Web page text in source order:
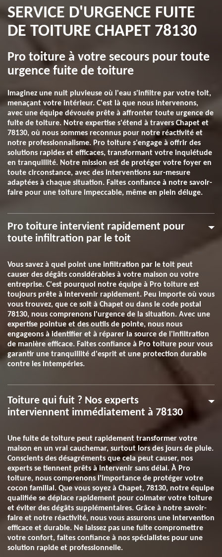
SERVICE D'URGENCE FUITE
DE TOITURE CHAPET 78130
Pro toiture à votre secours pour toute
urgence fuite de toiture
Imaginez une nuit pluvieuse où l'eau s'infiltre par votre toit,
menaçant votre intérieur. C'est là que nous intervenons,
avec une équipe dévouée prête à affronter toute urgence de
fuite de toiture. Notre expertise s'étend à travers Chapet et
78130, où nous sommes reconnus pour notre réactivité et
notre professionnalisme. Pro toiture s'engage à offrir des
solutions rapides et efficaces, transformant votre inquiétude
en tranquillité. Notre mission est de protéger votre foyer en
toute circonstance, avec des interventions sur-mesure
adaptées à chaque situation. Faites confiance à notre savoir-
faire pour une toiture impeccable, même en plein déluge.
Pro toiture intervient rapidement pour
toute infiltration par le toit
Vous savez à quel point une infiltration par le toit peut
causer des dégâts considérables à votre maison ou votre
entreprise. C'est pourquoi notre équipe à Pro toiture est
toujours prête à intervenir rapidement. Peu importe où vous
vous trouvez, que ce soit à Chapet ou dans le code postal
78130, nous comprenons l'urgence de la situation. Avec une
expertise pointue et des outils de pointe, nous nous
engageons à identifier et à réparer la source de l'infiltration
de manière efficace. Faites confiance à Pro toiture pour vous
garantir une tranquillité d'esprit et une protection durable
contre les intempéries.
Toiture qui fuit ? Nos experts
interviennent immédiatement à 78130
Une fuite de toiture peut rapidement transformer votre
maison en un vrai cauchemar, surtout lors des jours de pluie.
Conscients des désagréments que cela peut causer, nos
experts se tiennent prêts à intervenir sans délai. À Pro
toiture, nous comprenons l'importance de protéger votre
cocon familial. Que vous soyez à Chapet, 78130, notre équipe
qualifiée se déplace rapidement pour colmater votre toiture
et éviter des dégâts supplémentaires. Grâce à notre savoir-
faire et notre réactivité, nous vous assurons une intervention
efficace et durable. Ne laissez pas une fuite compromettre
votre confort, faites confiance à nos spécialistes pour une
solution rapide et professionnelle.